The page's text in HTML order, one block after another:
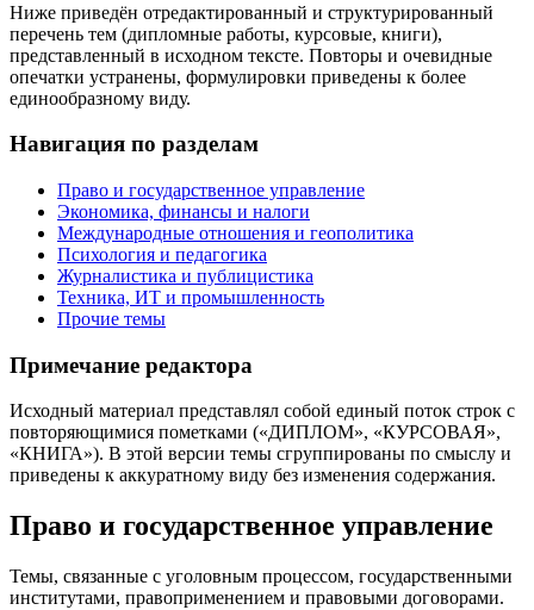
Ниже приведён отредактированный и структурированный
перечень тем (дипломные работы, курсовые, книги),
представленный в исходном тексте. Повторы и очевидные
опечатки устранены, формулировки приведены к более
единообразному виду.
Навигация по разделам
Право и государственное управление
Экономика, финансы и налоги
Международные отношения и геополитика
Психология и педагогика
Журналистика и публицистика
Техника, ИТ и промышленность
Прочие темы
Примечание редактора
Исходный материал представлял собой единый поток строк с
повторяющимися пометками («ДИПЛОМ», «КУРСОВАЯ»,
«КНИГА»). В этой версии темы сгруппированы по смыслу и
приведены к аккуратному виду без изменения содержания.
Право и государственное управление
Темы, связанные с уголовным процессом, государственными
институтами, правоприменением и правовыми договорами.